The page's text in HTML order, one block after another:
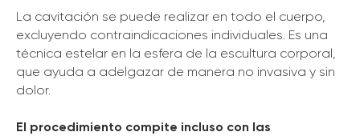
La cavitación se puede realizar en todo el cuerpo,
excluyendo contraindicaciones individuales. Es una
técnica estelar en la esfera de la escultura corporal,
que ayuda a adelgazar de manera no invasiva y sin
dolor.
El procedimiento compite incluso con las